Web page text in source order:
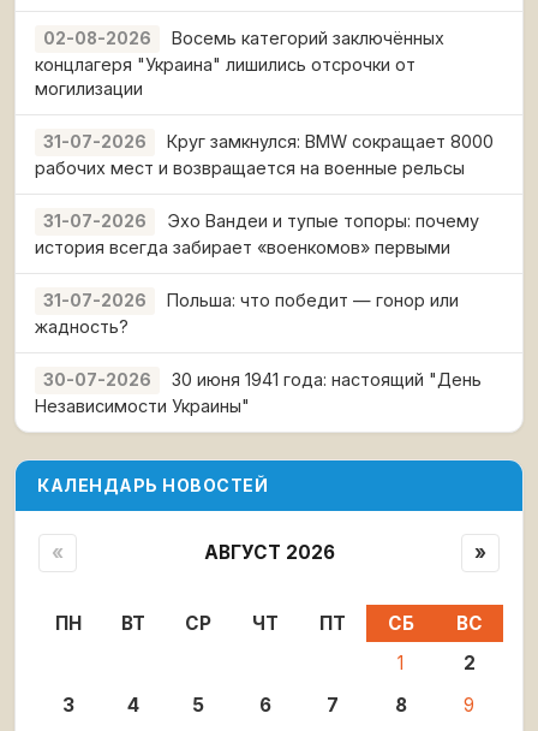
02-08-2026
Восемь категорий заключённых
концлагеря "Украина" лишились отсрочки от
могилизации
31-07-2026
Круг замкнулся: BMW сокращает 8000
рабочих мест и возвращается на военные рельсы
31-07-2026
Эхо Вандеи и тупые топоры: почему
история всегда забирает «военкомов» первыми
31-07-2026
Польша: что победит — гонор или
жадность?
30-07-2026
30 июня 1941 года: настоящий "День
Независимости Украины"
КАЛЕНДАРЬ НОВОСТЕЙ
« АВГУСТ 2026 »
ПН ВТ СР ЧТ ПТ СБ
ВС
1
2
3
4 5 6 7 8
9